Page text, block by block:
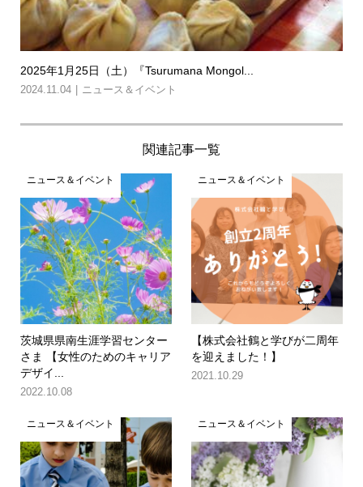
2025年1月25日（土）『Tsurumana Mongol...
2024.11.04 ニュース＆イベント
関連記事一覧
ニュース＆イベント
茨城県県南生涯学習センター
さま 【女性のためのキャリア
デザイ...
2022.10.08
ニュース＆イベント
【株式会社鶴と学びが二周年
を迎えました！】
2021.10.29
ニュース＆イベント ニュース＆イベント